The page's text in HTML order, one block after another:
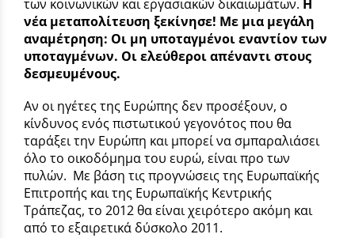
των κοινωνικών και εργασιακών δικαιωμάτων. Η
νέα μεταπολίτευση ξεκίνησε! Με μια μεγάλη
αναμέτρηση: Οι μη υποταγμένοι εναντίον των
υποταγμένων. Οι ελεύθεροι απέναντι στους
δεσμευμένους.
Αν οι ηγέτες της Ευρώπης δεν προσέξουν, ο
κίνδυνος ενός πιστωτικού γεγονότος που θα
ταράξει την Ευρώπη και μπορεί να σμπαραλιάσει
όλο το οικοδόμημα του ευρώ, είναι προ των
πυλών. Με βάση τις προγνώσεις της Ευρωπαϊκής
Επιτροπής και της Ευρωπαϊκής Κεντρικής
Τράπεζας, το 2012 θα είναι χειρότερο ακόμη και
από το εξαιρετικά δύσκολο 2011.